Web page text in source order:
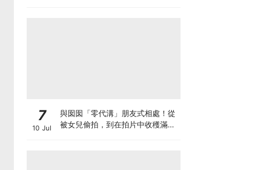
7
10 Jul
與囡囡「零代溝」朋友式相處！從
被女兒偷拍，到在拍片中收穫滿足